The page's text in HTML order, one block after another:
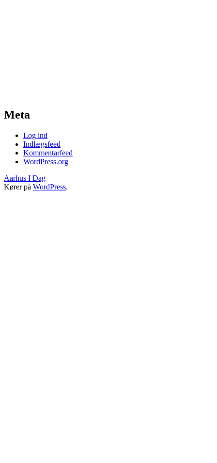
Meta
Log ind
Indlægsfeed
Kommentarfeed
WordPress.org
Aarhus I Dag
Kører på WordPress.